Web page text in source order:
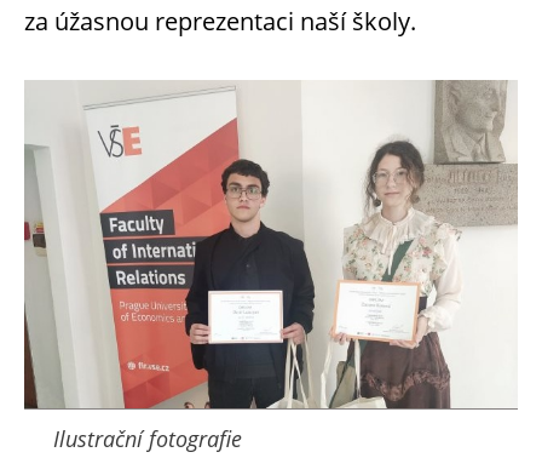
za úžasnou reprezentaci naší školy.
Ilustrační fotografie